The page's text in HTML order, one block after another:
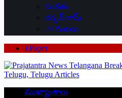
సంకేతం
దక్కన్.కామ్
24 గంటలు
EPaper
ముఖ్యాంశాలు